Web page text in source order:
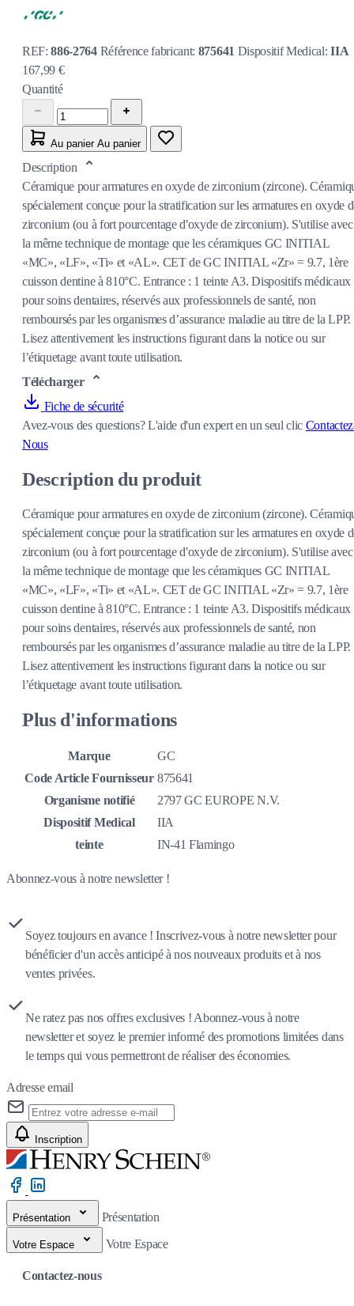
REF:886-2764 Référence fabricant: 875641 Dispositif Medical:IIA
167,99 €
Quantité
Au panier Au panier
Description
Céramique pour armatures en oxyde de zirconium (zircone).
spécialement conçue pour la stratification sur les armatures en oxyde
zirconium (ou à fort pourcentage d'oxyde de zirconium). S'utilise avec
la même technique de montage que les céramiques GC INITIAL
«MC», «LF», «Ti» et «AL». CET de GC INITIAL «Zr» = 9.7, 1ère
cuisson dentine à 810°C. Entrance : 1 teinte A3. Dispositifs médicaux
pour soins dentaires, réservés aux professionnels de santé, non
remboursés par les organismes d’assurance maladie au titre de la LPP.
Lisez attentivement les instructions figurant dans la notice ou sur
l’étiquetage avant toute utilisation.
Télécharger
Fiche de sécurité
Avez-vous des questions?L'aide d'un expert en un seul clic
Nous
Description du produit
Céramique pour armatures en oxyde de zirconium (zircone).
spécialement conçue pour la stratification sur les armatures en oxyde
zirconium (ou à fort pourcentage d'oxyde de zirconium). S'utilise avec
la même technique de montage que les céramiques GC INITIAL
«MC», «LF», «Ti» et «AL». CET de GC INITIAL «Zr» = 9.7, 1ère
cuisson dentine à 810°C. Entrance : 1 teinte A3. Dispositifs médicaux
pour soins dentaires, réservés aux professionnels de santé, non
remboursés par les organismes d’assurance maladie au titre de la LPP.
Lisez attentivement les instructions figurant dans la notice ou sur
l’étiquetage avant toute utilisation.
Plus d'informations
Marque
GC
Code Article Fournisseur 875641
Organisme notifié
2797 GC EUROPE N.V.
Dispositif Medical
IIA
teinte
IN-41 Flamingo
Abonnez-vous à notre newsletter !
Soyez toujours en avance ! Inscrivez-vous à notre newsletter pour
bénéficier d'un accès anticipé à nos nouveaux produits et à nos
ventes privées.
Ne ratez pas nos offres exclusives ! Abonnez-vous à notre
newsletter et soyez le premier informé des promotions limitées dans
le temps qui vous permettront de réaliser des économies.
Adresse email
Inscription
Présentation Présentation
Votre Espace Votre Espace
Contactez-nous